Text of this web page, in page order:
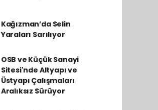
Kağızman’da Selin
Yaraları Sarılıyor
OSB ve Küçük Sanayi
Sitesi'nde Altyapı ve
Üstyapı Çalışmaları
Aralıksız Sürüyor